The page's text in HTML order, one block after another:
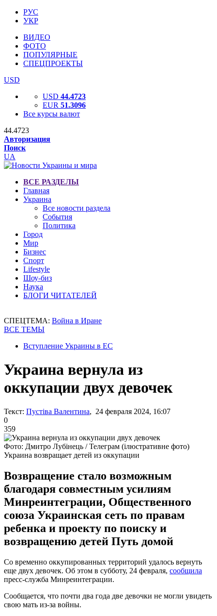
РУС
УКР
ВИДЕО
ФОТО
ПОПУЛЯРНЫЕ
СПЕЦПРОЕКТЫ
USD
USD 44.4723
EUR 51.3096
Все курсы валют
44.4723
Авторизация
Поиск
UA
ВСЕ РАЗДЕЛЫ
Главная
Украина
Все новости раздела
События
Политика
Город
Мир
Бизнес
Спорт
Lifestyle
Шоу-биз
Наука
БЛОГИ ЧИТАТЕЛЕЙ
СПЕЦТЕМА: Война в Иране
ВСЕ ТЕМЫ
Вступление Украины в ЕС
Украина вернула из
оккупации двух девочек
Текст: Пустіва Валентина, 24 февраля 2024, 16:07
0
359
Фото: Дмитро Лубінець / Телеграм (ілюстративне фото)
Украина возвращает детей из оккупации
Возвращение стало возможным
благодаря совместным усилиям
Минреинтеграции, Общественного
союза Украинская сеть по правам
ребенка и проекту по поиску и
возвращению детей Путь домой
Со временно оккупированных территорий удалось вернуть
еще двух девочек. Об этом в субботу, 24 февраля, сообщила
пресс-служба Минреинтеграции.
Сообщается, что почти два года две девочки не могли увидеть
свою мать из-за войны.